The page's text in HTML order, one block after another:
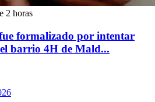
2 horas
formalizado por intentar
barrio 4H de Mald...